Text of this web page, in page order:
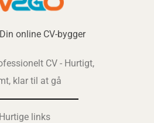
online CV-bygger
CV - Hurtigt,
klar til at gå
Hurtige links